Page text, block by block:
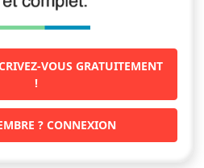
VOUS GRATUITEMENT
!
? CONNEXION